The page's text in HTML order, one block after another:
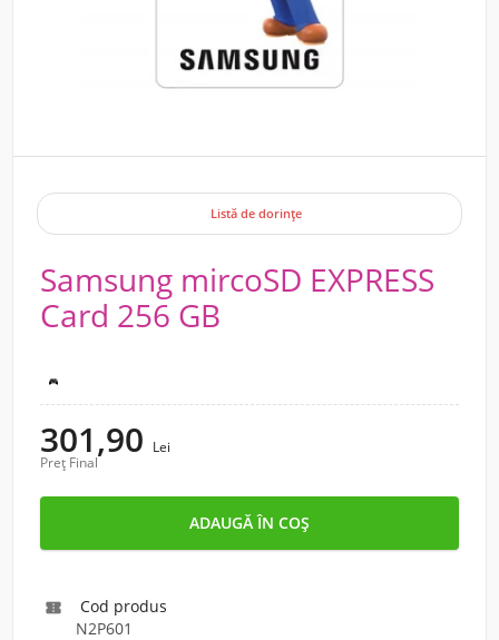
Listă de dorințe
Samsung mircoSD EXPRESS
Card 256 GB
301,90 Lei
Preț Final

Cod produs
N2P601